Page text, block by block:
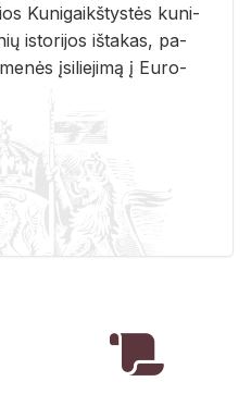
Ku­ni­gaikš­tys­tės ku­ni­
is­to­ri­jos iš­ta­kas, pa­
įsi­lie­ji­mą į Eu­ro­